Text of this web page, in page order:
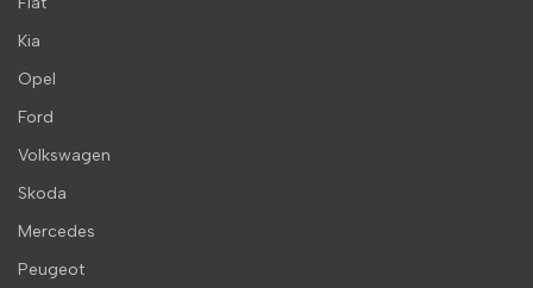
Kia
Opel
Ford
Volkswagen
Skoda
Mercedes
Peugeot